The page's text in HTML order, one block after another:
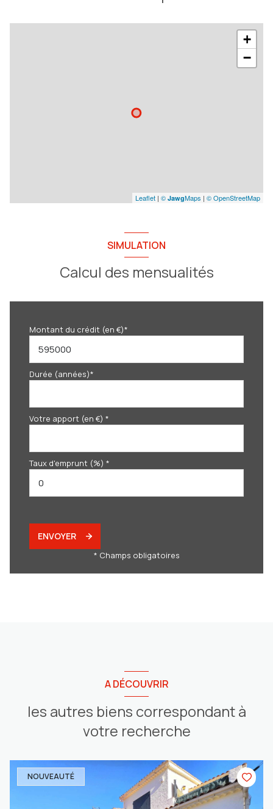
+
−
Leaflet | © JawgMaps | © OpenStreetMap
SIMULATION
Calcul des mensualités
Montant du crédit (en €)*
Durée (années)*
Votre apport (en €) *
Taux d'emprunt (%) *
ENVOYER
* Champs obligatoires
A DÉCOUVRIR
les autres biens correspondant à
votre recherche
NOUVEAUTÉ